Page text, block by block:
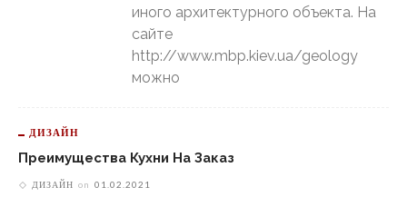
иного архитектурного объекта. На
сайте
http://www.mbp.kiev.ua/geology
можно
ДИЗАЙН
Преимущества Кухни На Заказ
ДИЗАЙН on 01.02.2021